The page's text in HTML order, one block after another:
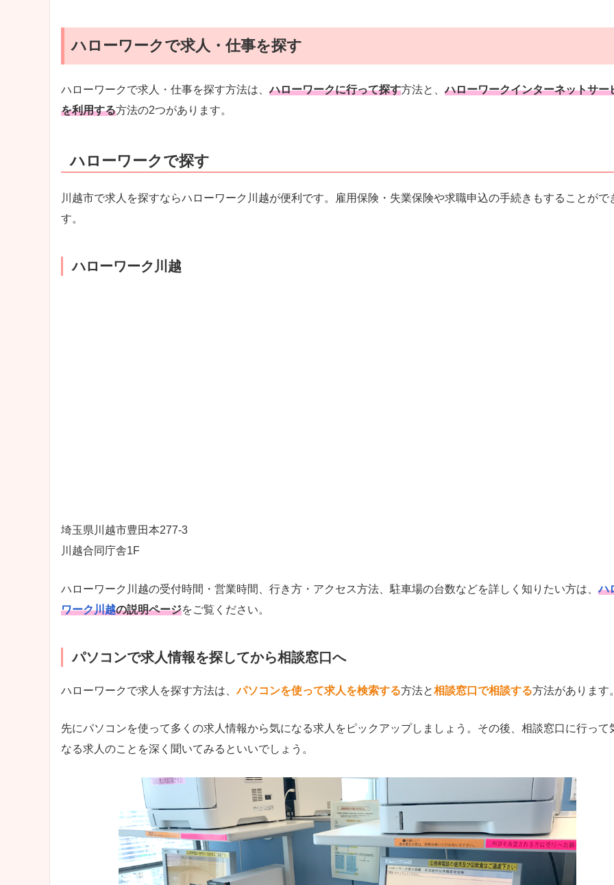
ハローワークで求人・仕事を探す
ハローワークで求人・仕事を探す方法は、ハローワークに行って探す方法と、ハローワークインターネットサー
を利用する方法の2つがあります。
ハローワークで探す
川越市で求人を探すならハローワーク川越が便利です。雇用保険・失業保険や求職申込の手続きもすることがで
す。
ハローワーク川越
埼玉県川越市豊田本277-3
川越合同庁舎1F
ハローワーク川越の受付時間・営業時間、行き方・アクセス方法、駐車場の台数などを詳しく知りたい方は、ハ
ワーク川越の説明ページをご覧ください。
パソコンで求人情報を探してから相談窓口へ
ハローワークで求人を探す方法は、パソコンを使って求人を検索する方法と相談窓口で相談する方法があります。
先にパソコンを使って多くの求人情報から気になる求人をピックアップしましょう。その後、相談窓口に行って
なる求人のことを深く聞いてみるといいでしょう。